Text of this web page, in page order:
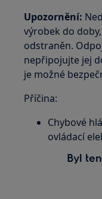
Upozornění:
výrobek do
odstraněn.
nepřipojujte jej
je možné
Příčina:
Chybové
ovládací
Byl